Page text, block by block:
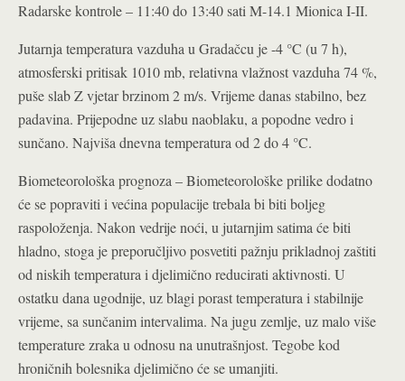
Radarske kontrole – 11:40 do 13:40 sati M-14.1 Mionica I-II.
Jutarnja temperatura vazduha u Gradačcu je -4 °C (u 7 h),
atmosferski pritisak 1010 mb, relativna vlažnost vazduha 74 %,
puše slab Z vjetar brzinom 2 m/s. Vrijeme danas stabilno, bez
padavina. Prijepodne uz slabu naoblaku, a popodne vedro i
sunčano. Najviša dnevna temperatura od 2 do 4 °C.
Biometeorološka prognoza – Biometeorološke prilike dodatno
će se popraviti i većina populacije trebala bi biti boljeg
raspoloženja. Nakon vedrije noći, u jutarnjim satima će biti
hladno, stoga je preporučljivo posvetiti pažnju prikladnoj zaštiti
od niskih temperatura i djelimično reducirati aktivnosti. U
ostatku dana ugodnije, uz blagi porast temperatura i stabilnije
vrijeme, sa sunčanim intervalima. Na jugu zemlje, uz malo više
temperature zraka u odnosu na unutrašnjost. Tegobe kod
hroničnih bolesnika djelimično će se umanjiti.